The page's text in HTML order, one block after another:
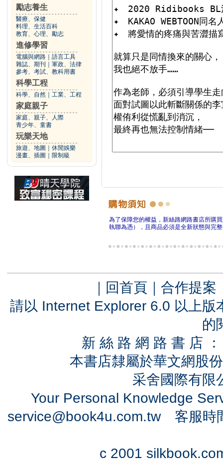
勵志養生
醫療、保健
料理、生活百科
教育、心理、勵志
進修學習
電腦與網路
語言工具
雜誌、期刊
軍政、法律
參考、考試、教科用書
科學工程
科學、自然 工業、工程
家庭親子
家庭、親子、人際
青少年、童書
玩樂天地
旅遊、地圖
休閒娛樂
漫畫、插圖
限制級
為了保障您的權益，新絲路網路書店所購
執聯為憑），且商品必須是全新狀態與完
｜ 回首頁 ｜ 合作提案
請以 Internet Explorer 6.0 以上
的
新 絲 路 網 路 書 店
本書店隸屬於華文網股
采舍國際有
Your Personal Knowledge
service@book4u.com.tw客服時
c 2001